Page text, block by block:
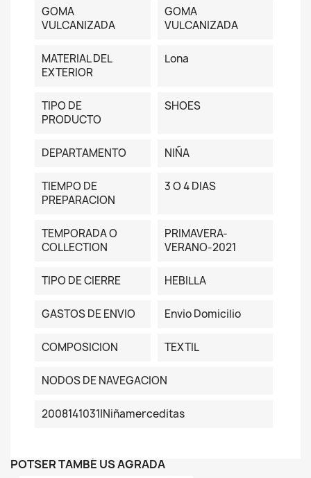
GOMA
VULCANIZADA
GOMA
VULCANIZADA
MATERIAL DEL
EXTERIOR
Lona
TIPO DE
PRODUCTO
SHOES
DEPARTAMENTO NIÑA
TIEMPO DE
PREPARACION
3 O 4 DIAS
TEMPORADA O
COLLECTION
PRIMAVERA-
VERANO-2021
TIPO DE CIERRE HEBILLA
GASTOS DE ENVIO Envio Domicilio
COMPOSICION TEXTIL
NODOS DE NAVEGACION
2008141031|niñamerceditas
POTSER TAMBÉ US AGRADA